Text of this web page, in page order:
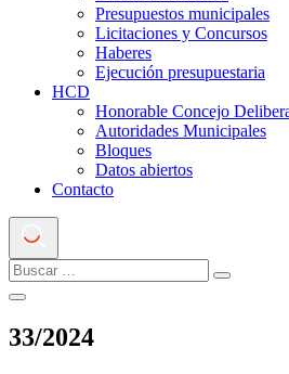
Presupuestos municipales
Licitaciones y Concursos
Haberes
Ejecución presupuestaria
HCD
Honorable Concejo
Autoridades Municipales
Bloques
Datos abiertos
Contacto
33/2024